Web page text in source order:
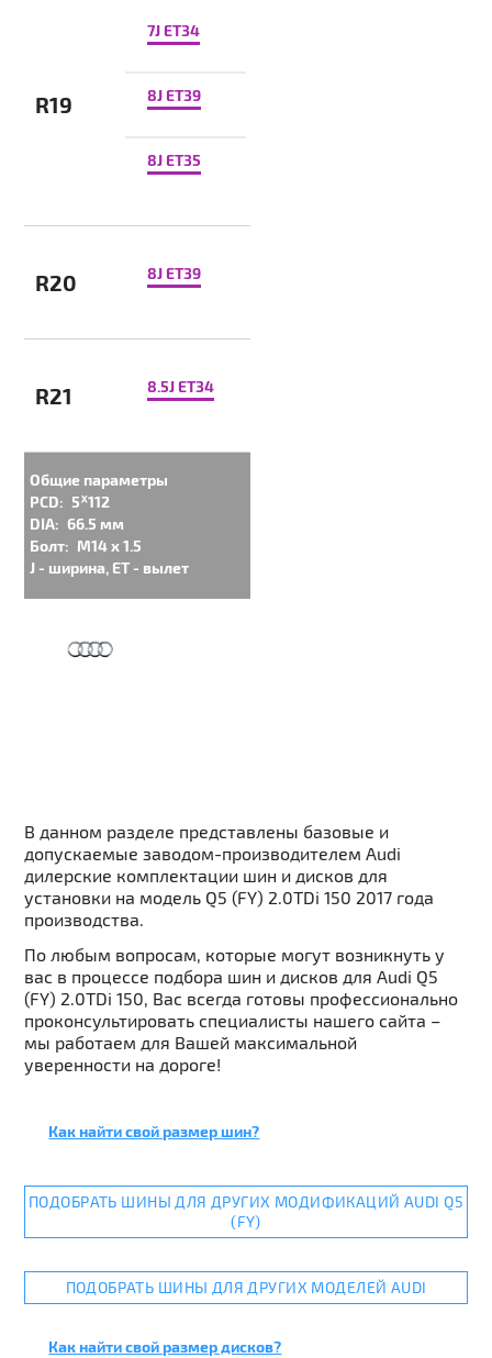
R19
7J ET34
8J ET39
8J ET35
R20 8J ET39
R21 8.5J ET34
Общие параметры
PCD: 5ᕁ112
DIA: 66.5 мм
Болт: M14 x 1.5
J - ширина, ET - вылет
В данном разделе представлены базовые и
допускаемые заводом-производителем Audi
дилерские комплектации шин и дисков для
установки на модель Q5 (FY) 2.0TDi 150 2017 года
производства.
По любым вопросам, которые могут возникнуть у
вас в процессе подбора шин и дисков для Audi Q5
(FY) 2.0TDi 150, Вас всегда готовы профессионально
проконсультировать специалисты нашего сайта –
мы работаем для Вашей максимальной
уверенности на дороге!
Как найти свой размер шин?
ПОДОБРАТЬ ШИНЫ ДЛЯ ДРУГИХ МОДИФИКАЦИЙ AUDI Q5
(FY)
ПОДОБРАТЬ ШИНЫ ДЛЯ ДРУГИХ МОДЕЛЕЙ AUDI
Как найти свой размер дисков?